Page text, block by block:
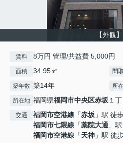
【外観】
賃料 8万円 管理/共益費 5,000円
面積 34.95㎡ 間
築年数 築14年 所
所在地 福岡県福岡市中央区赤坂１
交通 福岡市空港線 「赤坂 」駅 徒
福岡市七隈線 「薬院大通 」
福岡市空港線 「天神 」駅 徒